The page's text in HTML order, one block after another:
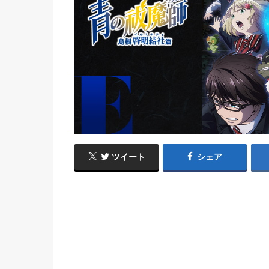
ツイート シェア